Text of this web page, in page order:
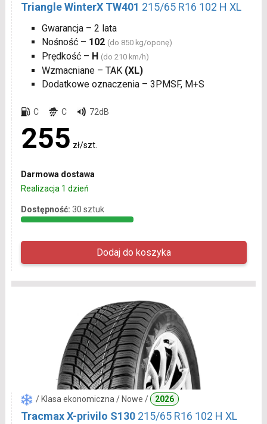
Triangle WinterX TW401 215/65 R16 102 H XL
Gwarancja – 2 lata
Nośność – 102 (do 850 kg/oponę)
Prędkość – H (do 210 km/h)
Wzmacniane – TAK (XL)
Dodatkowe oznaczenia – 3PMSF, M+S
C C 72dB
255 zł/szt.
Darmowa dostawa
Realizacja 1 dzień
Dostępność: 30 sztuk
/ Klasa ekonomiczna / Nowe / 2026
Tracmax X-privilo S130 215/65 R16 102 H XL